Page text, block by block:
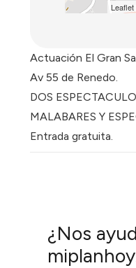
Leaflet
Actuación El Gran
Av 55 de Renedo.
DOS
MALABARES Y
Entrada gratuita.
¿Nos